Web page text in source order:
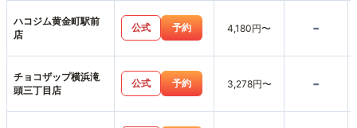
ハコジム黄金町駅前
店
公式 予約 4,180円〜 -
チョコザップ横浜滝
頭三丁目店
公式 予約 3,278円〜 -